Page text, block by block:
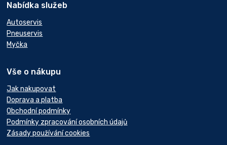
Nabídka služeb
Autoservis
Pneuservis
Myčka
Vše o nákupu
Jak nakupovat
Doprava a platba
Obchodní podmínky
Podmínky zpracování osobních údajů
Zásady používání cookies